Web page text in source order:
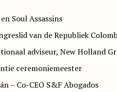
Soul Assassins
van de Republiek
adviseur, New Holland
ceremoniemeester
– Co-CEO S&F Abogados